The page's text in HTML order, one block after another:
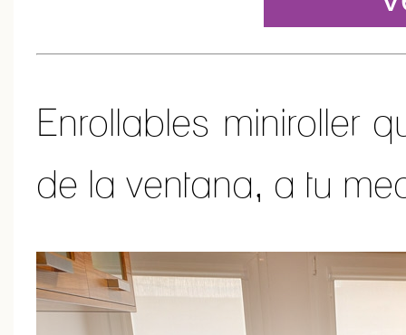
Enrollables miniroller
de la ventana, a tu